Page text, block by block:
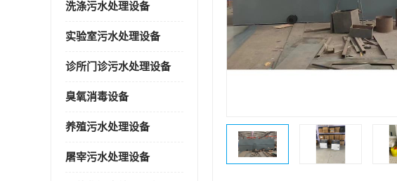
洗涤污水处理设备
实验室污水处理设备
诊所门诊污水处理设备
臭氧消毒设备
养殖污水处理设备
屠宰污水处理设备